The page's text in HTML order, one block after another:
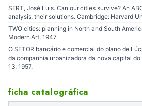
SERT, José Luis. Can our cities survive? An
analysis, their solutions. Cambridge: Harvard
TWO cities: planning in North and South
Modern Art, 1947.
O SETOR bancário e comercial do plano de
da companhia urbanizadora da nova capital do
13, 1957.
ficha catalográfica